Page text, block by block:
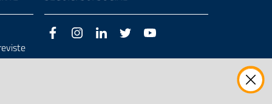
CE
FacebookInstagramLinkedIn Twitter